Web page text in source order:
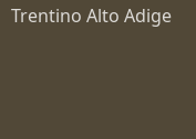
Trentino Alto Adige